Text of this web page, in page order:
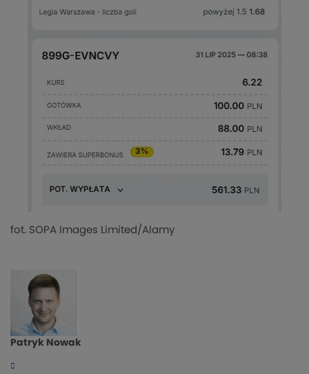
fot. SOPA Images Limited/Alamy
Patryk Nowak